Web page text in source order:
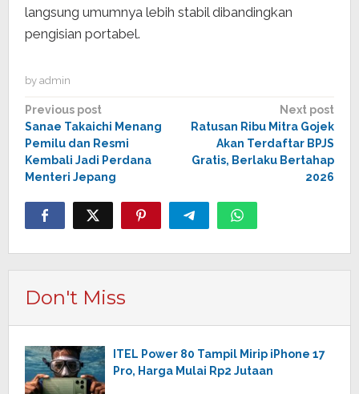
langsung umumnya lebih stabil dibandingkan
pengisian portabel.
by admin
Post
navigation
Previous post
Sanae Takaichi Menang
Pemilu dan Resmi
Kembali Jadi Perdana
Menteri Jepang
Next post
Ratusan Ribu Mitra Gojek
Akan Terdaftar BPJS
Gratis, Berlaku Bertahap
2026
Don't Miss
ITEL Power 80 Tampil Mirip iPhone 17
Pro, Harga Mulai Rp2 Jutaan